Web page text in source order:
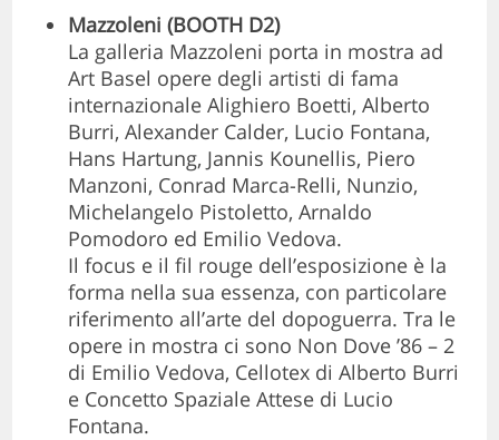
Mazzoleni (BOOTH D2)
La galleria Mazzoleni porta in mostra ad
Art Basel opere degli artisti di fama
internazionale Alighiero Boetti, Alberto
Burri, Alexander Calder, Lucio Fontana,
Hans Hartung, Jannis Kounellis, Piero
Manzoni, Conrad Marca-Relli, Nunzio,
Michelangelo Pistoletto, Arnaldo
Pomodoro ed Emilio Vedova.
Il focus e il fil rouge dell’esposizione è la
forma nella sua essenza, con particolare
riferimento all’arte del dopoguerra. Tra le
opere in mostra ci sono Non Dove ’86 – 2
di Emilio Vedova, Cellotex di Alberto Burri
e Concetto Spaziale Attese di Lucio
Fontana.